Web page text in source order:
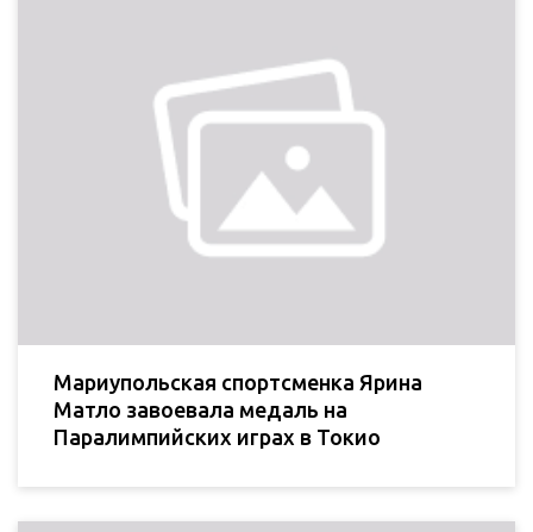
Мариупольская спортсменка Ярина
Матло завоевала медаль на
Паралимпийских играх в Токио